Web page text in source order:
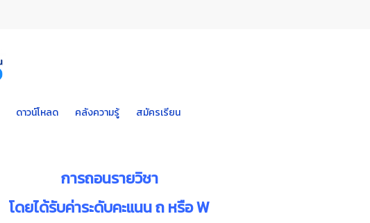
ดาวน์โหลด คลังความรู้ สมัครเรียน
การถอนรายวิชา
โดยได้รับค่าระดับคะแนน ถ หรือ W